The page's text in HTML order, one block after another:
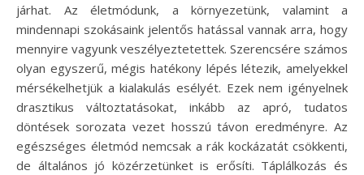
járhat. Az életmódunk, a környezetünk, valamint a
mindennapi szokásaink jelentős hatással vannak arra, hogy
mennyire vagyunk veszélyeztetettek. Szerencsére számos
olyan egyszerű, mégis hatékony lépés létezik, amelyekkel
mérsékelhetjük a kialakulás esélyét. Ezek nem igényelnek
drasztikus változtatásokat, inkább az apró, tudatos
döntések sorozata vezet hosszú távon eredményre. Az
egészséges életmód nemcsak a rák kockázatát csökkenti,
de általános jó közérzetünket is erősíti. Táplálkozás és